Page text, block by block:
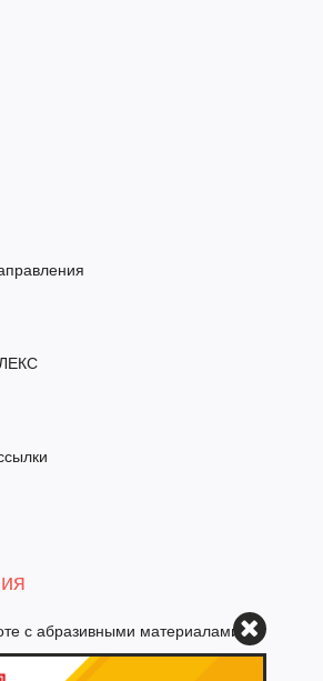
с абразивными материалами
камня